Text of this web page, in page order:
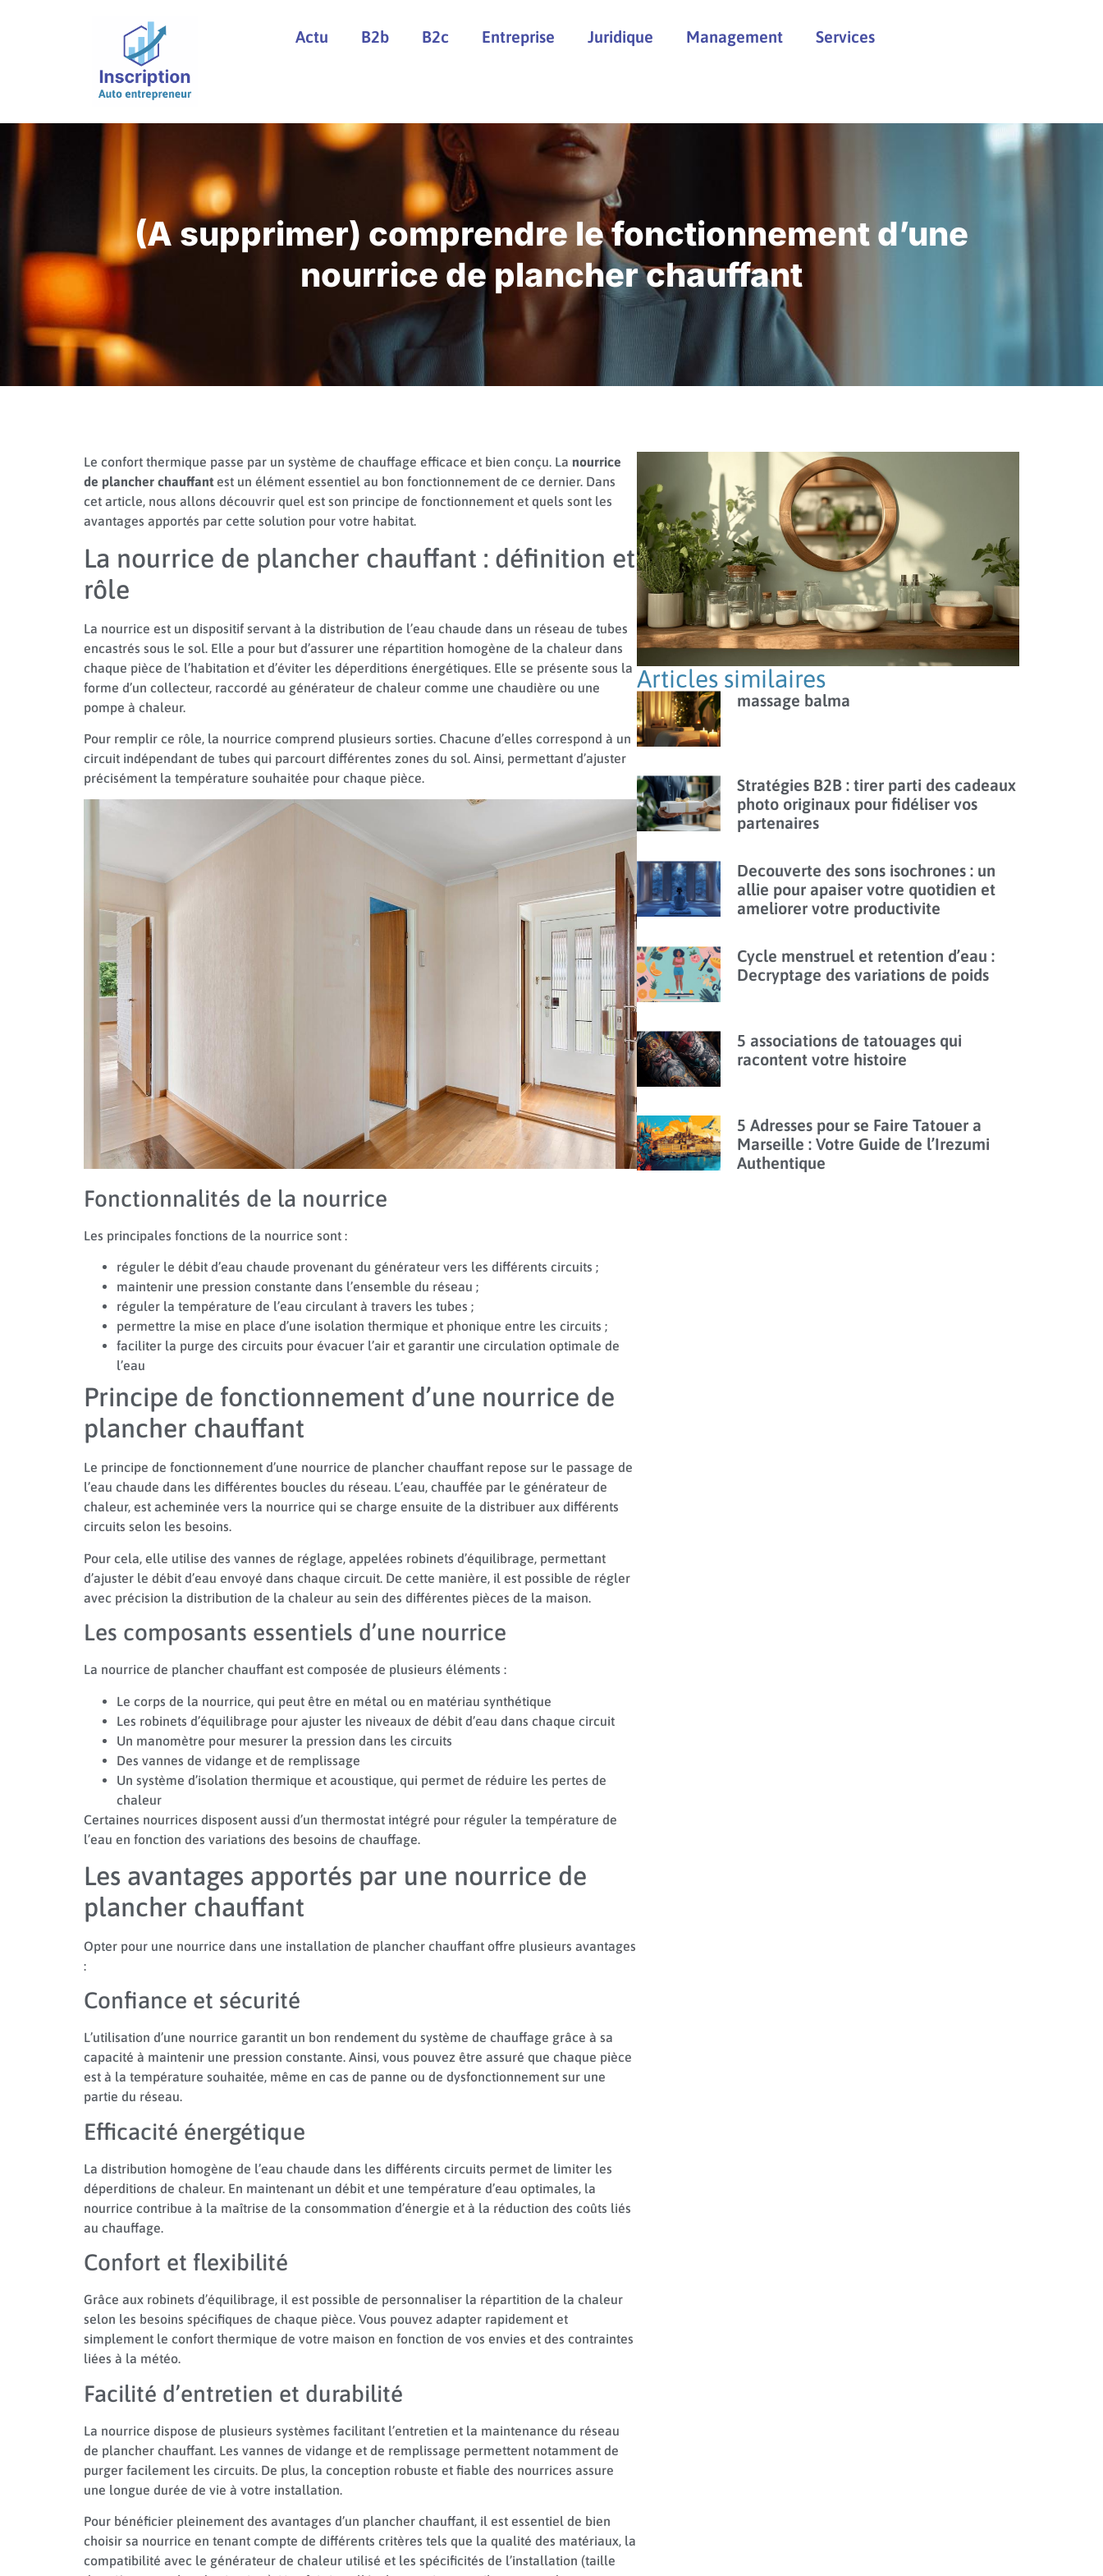
Actu B2b B2c Entreprise Juridique Management Services
(A supprimer) comprendre le fonctionnement d’une
nourrice de plancher chauffant
Le confort thermique passe par un système de chauffage efficace et bien conçu. La nourrice
de plancher chauffantest un élément essentiel au bon fonctionnement de ce dernier. Dans
cet article, nous allons découvrir quel est son principe de fonctionnement et quels sont les
avantages apportés par cette solution pour votre habitat.
La nourrice de plancher chauffant : définition et
rôle
La nourrice est un dispositif servant à la distribution de l’eau chaude dans un réseau de tubes
encastrés sous le sol. Elle a pour but d’assurer une répartition homogène de la chaleur dans
chaque pièce de l’habitation et d’éviter les déperditions énergétiques. Elle se présente sous la
forme d’un collecteur, raccordé au générateur de chaleur comme une chaudière ou une
pompe à chaleur.
Pour remplir ce rôle, la nourrice comprend plusieurs sorties. Chacune d’elles correspond à un
circuit indépendant de tubes qui parcourt différentes zones du sol. Ainsi, permettant d’ajuster
précisément la température souhaitée pour chaque pièce.
Fonctionnalités de la nourrice
Les principales fonctions de la nourrice sont :
réguler le débit d’eau chaude provenant du générateur vers les différents circuits ;
maintenir une pression constante dans l’ensemble du réseau ;
réguler la température de l’eau circulant à travers les tubes ;
permettre la mise en place d’une isolation thermique et phonique entre les circuits ;
faciliter la purge des circuits pour évacuer l’air et garantir une circulation optimale de
l’eau
Principe de fonctionnement d’une nourrice de
plancher chauffant
Le principe de fonctionnement d’une nourrice de plancher chauffant repose sur le passage de
l’eau chaude dans les différentes boucles du réseau. L’eau, chauffée par le générateur de
chaleur, est acheminée vers la nourrice qui se charge ensuite de la distribuer aux différents
circuits selon les besoins.
Pour cela, elle utilise des vannes de réglage, appelées robinets d’équilibrage, permettant
d’ajuster le débit d’eau envoyé dans chaque circuit. De cette manière, il est possible de régler
avec précision la distribution de la chaleur au sein des différentes pièces de la maison.
Les composants essentiels d’une nourrice
La nourrice de plancher chauffant est composée de plusieurs éléments :
Le corps de la nourrice, qui peut être en métal ou en matériau synthétique
Les robinets d’équilibrage pour ajuster les niveaux de débit d’eau dans chaque circuit
Un manomètre pour mesurer la pression dans les circuits
Des vannes de vidange et de remplissage
Un système d’isolation thermique et acoustique, qui permet de réduire les pertes de
chaleur
Certaines nourrices disposent aussi d’un thermostat intégré pour réguler la température de
l’eau en fonction des variations des besoins de chauffage.
Les avantages apportés par une nourrice de
plancher chauffant
Opter pour une nourrice dans une installation de plancher chauffant offre plusieurs avantages
:
Confiance et sécurité
L’utilisation d’une nourrice garantit un bon rendement du système de chauffage grâce à sa
capacité à maintenir une pression constante. Ainsi, vous pouvez être assuré que chaque pièce
est à la température souhaitée, même en cas de panne ou de dysfonctionnement sur une
partie du réseau.
Efficacité énergétique
La distribution homogène de l’eau chaude dans les différents circuits permet de limiter les
déperditions de chaleur. En maintenant un débit et une température d’eau optimales, la
nourrice contribue à la maîtrise de la consommation d’énergie et à la réduction des coûts liés
au chauffage.
Confort et flexibilité
Grâce aux robinets d’équilibrage, il est possible de personnaliser la répartition de la chaleur
selon les besoins spécifiques de chaque pièce. Vous pouvez adapter rapidement et
simplement le confort thermique de votre maison en fonction de vos envies et des contraintes
liées à la météo.
Facilité d’entretien et durabilité
La nourrice dispose de plusieurs systèmes facilitant l’entretien et la maintenance du réseau
de plancher chauffant. Les vannes de vidange et de remplissage permettent notamment de
purger facilement les circuits. De plus, la conception robuste et fiable des nourrices assure
une longue durée de vie à votre installation.
Pour bénéficier pleinement des avantages d’un plancher chauffant, il est essentiel de bien
choisir sa nourrice en tenant compte de différents critères tels que la qualité des matériaux, la
compatibilité avec le générateur de chaleur utilisé et les spécificités de l’installation (taille
Articles similaires
massage balma
Stratégies B2B : tirer parti des cadeaux
photo originaux pour fidéliser vos
partenaires
Decouverte des sons isochrones : un
allie pour apaiser votre quotidien et
ameliorer votre productivite
Cycle menstruel et retention d’eau :
Decryptage des variations de poids
5 associations de tatouages qui
racontent votre histoire
5 Adresses pour se Faire Tatouer a
Marseille : Votre Guide de l’Irezumi
Authentique